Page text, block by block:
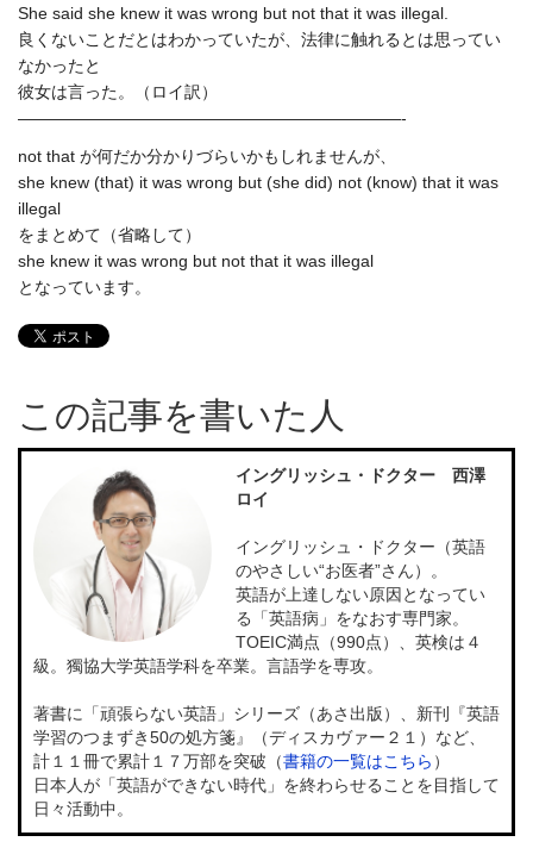
She said she knew it was wrong but not that it was illegal.
良くないことだとはわかっていたが、法律に触れるとは思ってい
なかったと
彼女は言った。（ロイ訳）
———————————————————————-
not that が何だか分かりづらいかもしれませんが、
she knew (that) it was wrong but (she did) not (know) that it was
illegal
をまとめて（省略して）
she knew it was wrong but not that it was illegal
となっています。
この記事を書いた人
イングリッシュ・ドクター 西澤
ロイ
イングリッシュ・ドクター（英語
のやさしい“お医者”さん）。
英語が上達しない原因となってい
る「英語病」をなおす専門家。
TOEIC満点（990点）、英検は４
級。獨協大学英語学科を卒業。言語学を専攻。
著書に「頑張らない英語」シリーズ（あさ出版）、新刊『英語
学習のつまずき50の処方箋』（ディスカヴァー２１）など、
計１１冊で累計１７万部を突破（書籍の一覧はこちら ）
日本人が「英語ができない時代」を終わらせることを目指して
日々活動中。